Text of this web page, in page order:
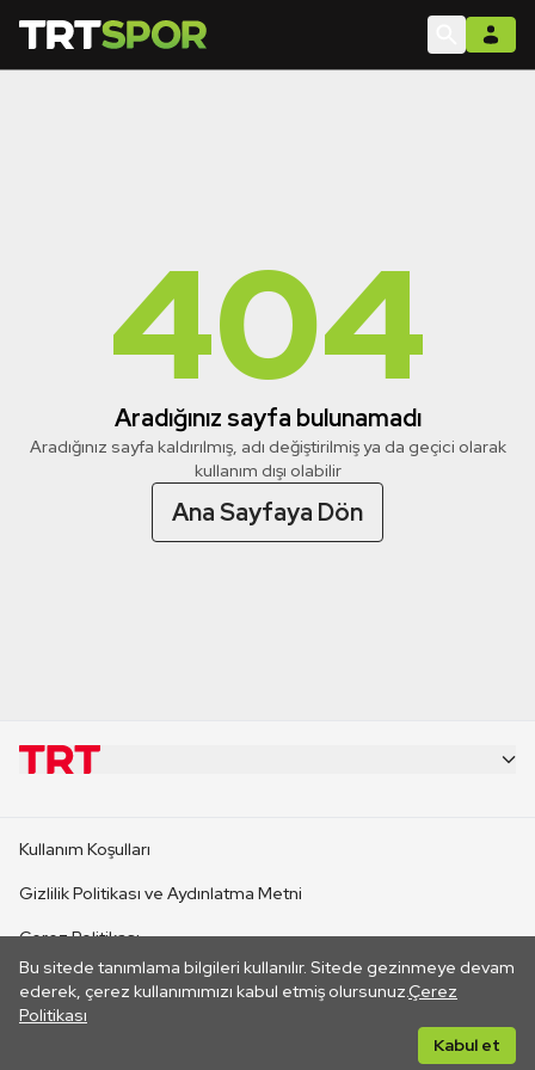
404
Aradığınız sayfa bulunamadı
Aradığınız sayfa kaldırılmış, adı değiştirilmiş ya da geçici olarak
kullanım dışı olabilir
Ana Sayfaya Dön
Bu sitede tanımlama bilgileri kullanılır. Sitede gezinmeye devam
ederek, çerez kullanımımızı kabul etmiş olursunuz.Çerez
Politikası
Kabul et
CANLI YAYINLAR
Kullanım Koşulları
Gizlilik Politikası ve Aydınlatma Metni
Çerez Politikası
İletişim
Her hakkı saklıdır. ©2026 TRT. Bağlantı yoluyla gidilen dış